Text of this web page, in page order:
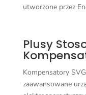
utworzone przez
Plusy
Kompensatory
zaawansowane